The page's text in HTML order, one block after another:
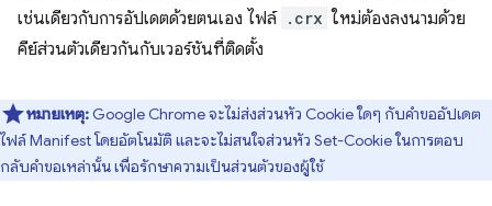
เช่นเดียวกับการอัปเดตด้วยตนเอง ไฟล์ .crx ใหม่ต้องลงนามด้วย
คีย์ส่วนตัวเดียวกันกับเวอร์ชันที่ติดตั้ง
หมายเหตุ: Google Chrome จะไม่ส่งส่วนหัว Cookie ใดๆ กับคำขออัปเดต
ไฟล์ Manifest โดยอัตโนมัติ และจะไม่สนใจส่วนหัว Set-Cookie ในการตอบ
กลับคำขอเหล่านั้น เพื่อรักษาความเป็นส่วนตัวของผู้ใช้